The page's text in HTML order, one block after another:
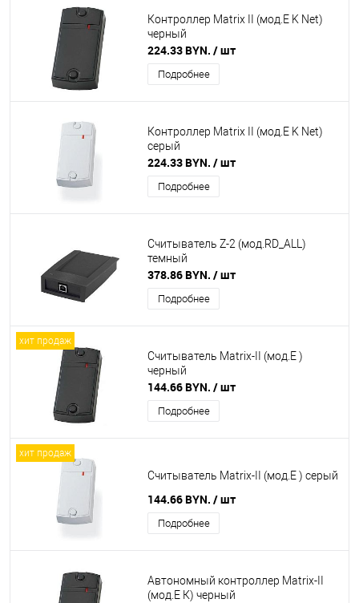
Контроллер Matrix II (мод.E K Net)
черный
224.33 BYN. / шт
Подробнее
Контроллер Matrix II (мод.E K Net)
серый
224.33 BYN. / шт
Подробнее
Считыватель Z-2 (мод.RD_ALL)
темный
378.86 BYN. / шт
Подробнее
хит продаж
Считыватель Matrix-II (мод.E )
черный
144.66 BYN. / шт
Подробнее
хит продаж
Считыватель Matrix-II (мод.E ) серый
144.66 BYN. / шт
Подробнее
Автономный контроллер Matrix-II
(мод.Е К) черный